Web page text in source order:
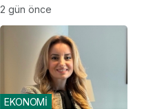
geleceğe hazırlıyor
2 gün önce
EKONOMİ